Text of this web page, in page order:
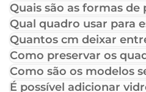
Quais são as formas de
Qual quadro usar para
Quantos cm deixar
Como preservar os
Como são os modelos
É possível adicionar